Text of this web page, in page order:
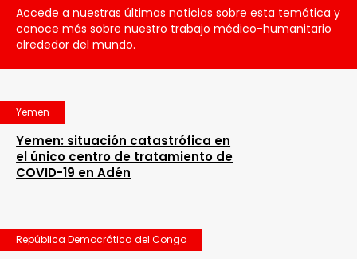
Accede a nuestras últimas noticias sobre esta temática y
conoce más sobre nuestro trabajo médico-humanitario
alrededor del mundo.
Yemen
Yemen: situación catastrófica en
el único centro de tratamiento de
COVID-19 en Adén
República Democrática del Congo